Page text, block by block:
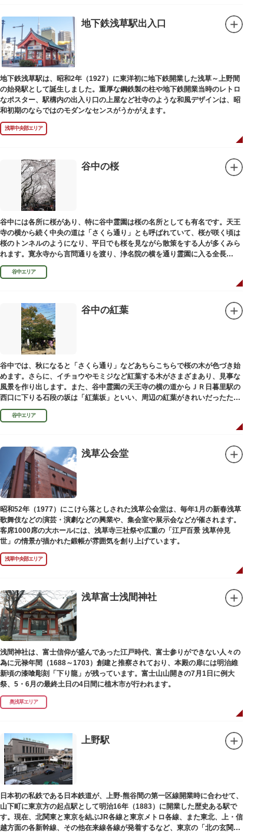
地下鉄浅草駅出入口
地下鉄浅草駅は、昭和2年（1927）に東洋初に地下鉄開業した浅草～上野間
の始発駅として誕生しました。重厚な鋼鉄製の柱や地下鉄開業当時のレトロ
なポスター、駅構内の出入り口の上屋など社寺のような和風デザインは、昭
和初期のならではのモダンなセンスがうかがえます。
浅草中央部エリア
谷中の桜
谷中には各所に桜があり、特に谷中霊園は桜の名所としても有名です。天王
寺の横から続く中央の道は「さくら通り」とも呼ばれていて、桜が咲く頃は
桜のトンネルのようになり、平日でも桜を見ながら散策をする人が多くみら
れます。寛永寺から言問通りを渡り、浄名院の横を通り霊園に入る全長
100mの桜並木や、霊園内に点在する大木なども見事です。
谷中エリア
谷中の紅葉
谷中では、秋になると「さくら通り」などあちらこちらで桜の木が色づき始
めます。さらに、イチョウやモミジなど紅葉する木がさまざまあり、見事な
風景を作り出します。また、谷中霊園の天王寺の横の道からＪＲ日暮里駅の
西口に下りる石段の坂は「紅葉坂」といい、周辺の紅葉がきれいだったため
このように命名されたという説があります。
谷中エリア
浅草公会堂
昭和52年（1977）にこけら落としされた浅草公会堂は、毎年1月の新春浅草
歌舞伎などの演芸・演劇などの興業や、集会室や展示会などが催されます。
客席1000席の大ホールには、浅草寺三社祭や広重の「江戸百景 浅草仲見
世」の情景が描かれた鍛帳が雰囲気を創り上げています。
浅草中央部エリア
浅草富士浅間神社
浅間神社は、富士信仰が盛んであった江戸時代、富士参りができない人々の
為に元禄年間（1688～1703）創建と推察されており、本殿の扉には明治維
新頃の漆喰彫刻「下り龍」が残っています。富士山山開きの7月1日に例大
祭、5・6月の最終土日の4日間に植木市が行われます。
奥浅草エリア
上野駅
日本初の私鉄である日本鉄道が、上野-熊谷間の第一区線開業時に合わせて、
山下町に東京方の起点駅として明治16年（1883）に開業した歴史ある駅で
す。現在、北関東と東京を結ぶJR各線と東京メトロ各線、また東北、上・信
越方面の各新幹線、その他在来線各線が発着するなど、東京の「北の玄関